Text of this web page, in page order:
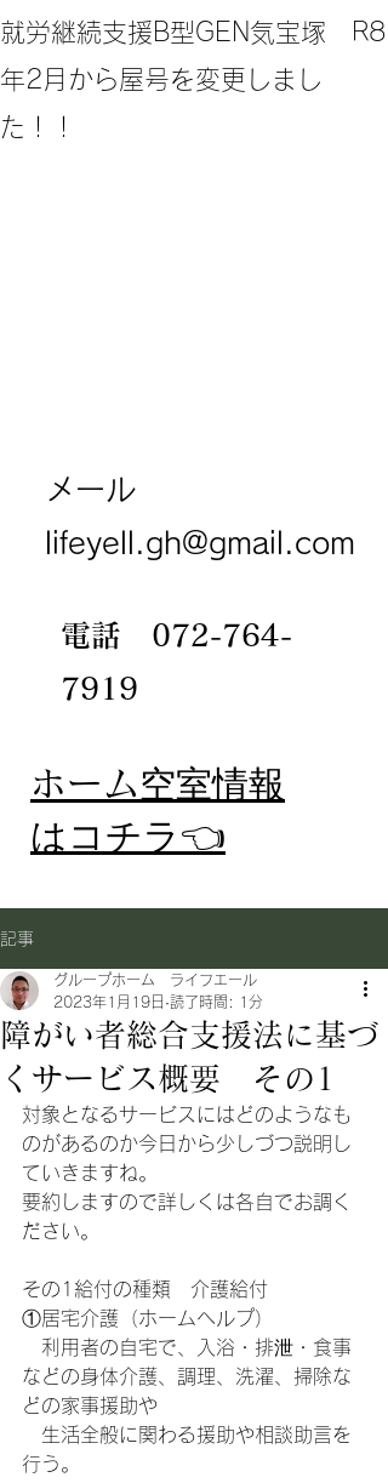
​就労継続支援B型GEN気宝塚 R8
年2月から屋号を変更しまし
た！！
メール
lifeyell.gh@gmail.com
電話 072-764-
7919
​ホーム空室情報
​はコチラ👈
記事
障がい者総合支援法に基づ
くサービス概要 その1
グループホーム ライフエール
2023年1月19日 読了時間: 1分
対象となるサービスにはどのようなも
のがあるのか今日から少しづつ説明し
ていきますね。
要約しますので詳しくは各自でお調く
ださい。
その1給付の種類　介護給付
①居宅介護（ホームヘルプ）
利用者の自宅で、入浴・排泄・食事
などの身体介護、調理、洗濯、掃除な
どの家事援助や
生活全般に関わる援助や相談助言を
行う。